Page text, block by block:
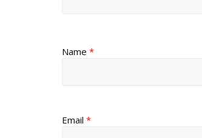
Name *
Email *